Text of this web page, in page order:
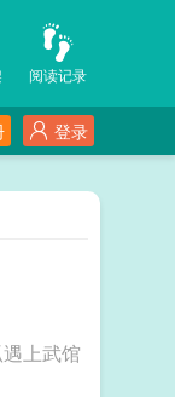
阅读记录
登录
上武馆